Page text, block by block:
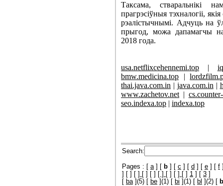
Таксама, стваральнікі
прагрэсіўныя тэхналогіі,
рэалістычнымі. Адчуць на
прыгод, можа дапамагчы
2018 года.
usa.netflixcehennemi.top |
bmw.medicina.top |
thai.java.com.in | java.com.in |
www.zachetov.net |
seo.indexa.top | indexa.top
Search:
Pages : [ a] ​​[ b ] [ c ] [ d ] [ e ] [ f
] [ ] [ ] [ ] [ ] [ ] [ ] [ ] [ ] 1 ] [ 3 ]
[ ba](5) [ be ](1) [ bi ](1) [ bl ](2) [